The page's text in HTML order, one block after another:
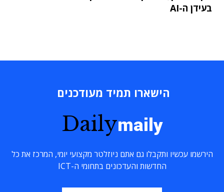
בעידן ה-AI
הישארו תמיד מעודכנים
Dailymaily
הירשמו עכשיו ותקבלו גם אתם ניוזלטר מקצועי יומי, המרכז את כל
החדשות והעדכונים בתחומי ה-ICT